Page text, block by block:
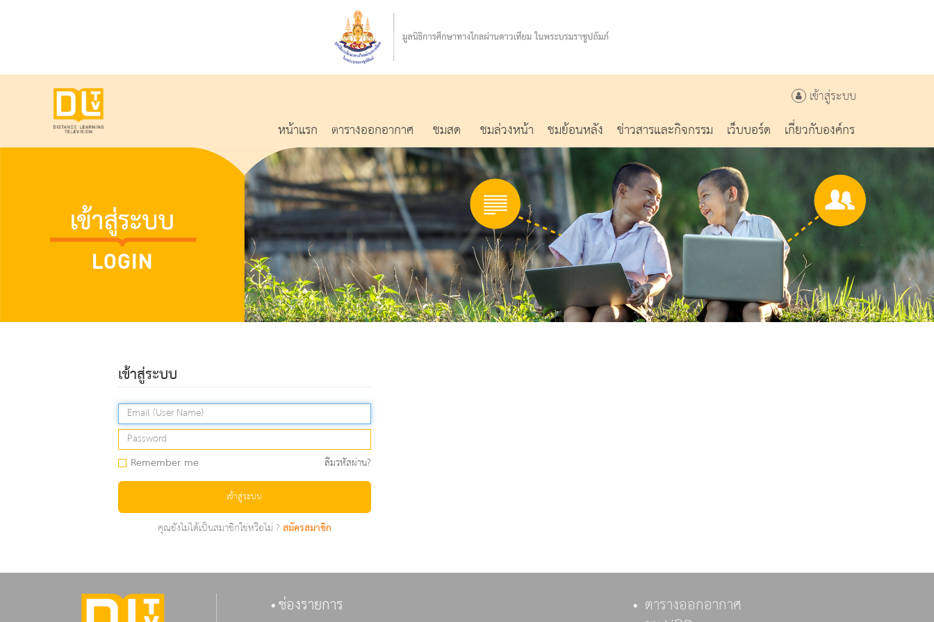
เข้าสู่ระบบ
หน้าแรก ตารางออกอากาศ ชมสด ชมล่วงหน้า ชมย้อนหลัง ข่าวสารและกิจกรรม เว็บบอร์ด เกี่ยวกับองค์กร
เข้าสู่ระบบ
Remember me ลืมรหัสผ่าน?
เข้าสู่ระบบ
คุณยังไม่ได้เป็นสมาชิกใช่หรือไม่ ?สมัครสมาชิก
ช่องรายการ ตารางออกอากาศ